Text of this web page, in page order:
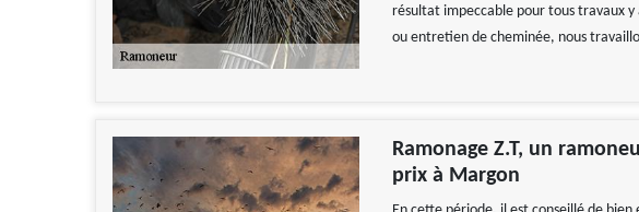
résultat impeccable pour tous travaux
ou entretien de cheminée, nous
Ramonage Z.T, un
prix à Margon